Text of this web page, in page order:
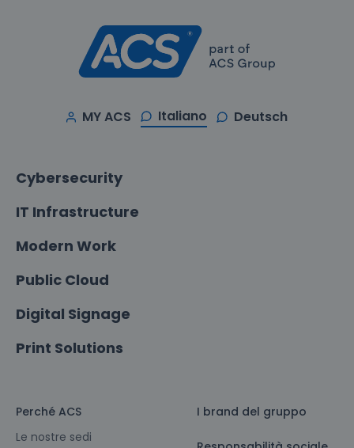
MY ACS Italiano Deutsch
Cybersecurity
IT Infrastructure
Modern Work
Public Cloud
Digital Signage
Print Solutions
Perché ACS
Le nostre sedi
I brand del gruppo